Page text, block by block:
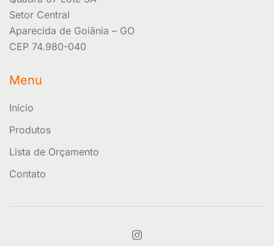
Setor Central
Aparecida de Goiânia – GO
CEP 74.980-040
Menu
Início
Produtos
Lista de Orçamento
Contato